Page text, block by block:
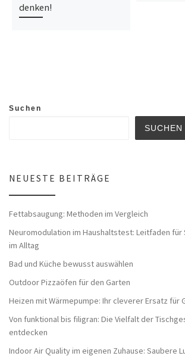
denken!
Suchen
SUCHEN
NEUESTE BEITRÄGE
Fettabsaugung: Methoden im Vergleich
Neuromodulation im Haushaltstest: Leitfaden
im Alltag
Bad und Küche bewusst auswählen
Outdoor Pizzaöfen für den Garten
Heizen mit Wärmepumpe: Ihr cleverer Ersatz für
Von funktional bis filigran: Die Vielfalt der
entdecken
Indoor Air Quality im eigenen Zuhause: Saubere